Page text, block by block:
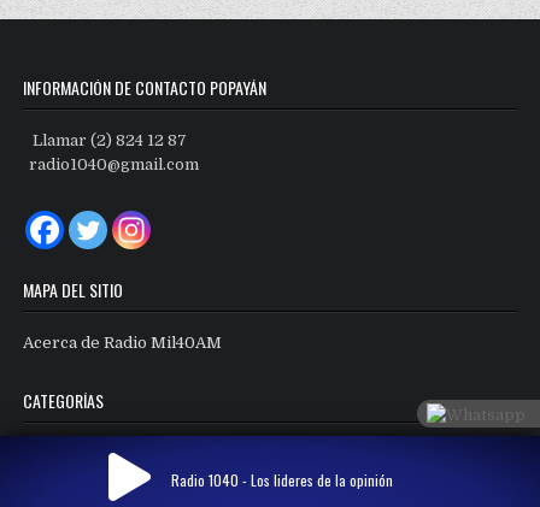
INFORMACIÓN DE CONTACTO POPAYÁN
Llamar (2) 824 12 87
radio1040@gmail.com
MAPA DEL SITIO
Acerca de Radio Mil40AM
CATEGORÍAS
Radio 1040 - Los lideres de la opinión